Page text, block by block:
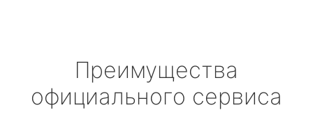
Преимущества
официального сервиса